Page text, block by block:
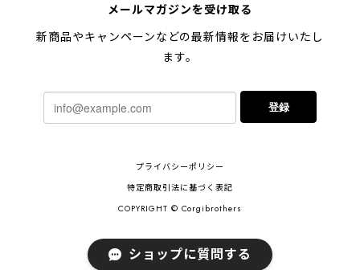
【 柴犬 毛色3色】マグカップ お家用 プレゼント コーギーブラザーズ 犬 うちの子
2024/02/10
した！とても早い対応でありがとうございました。 プ
レゼント用だったけど自分用にも買いたいと思います。
ありがとうございました！！！
メールマガジンを受け取る
新商品やキャンペーンなどの最新情報をお届けいたし
ます。
登録
プライバシーポリシー
特定商取引法に基づく表記
COPYRIGHT © Corgibrothers
ショップに質問する